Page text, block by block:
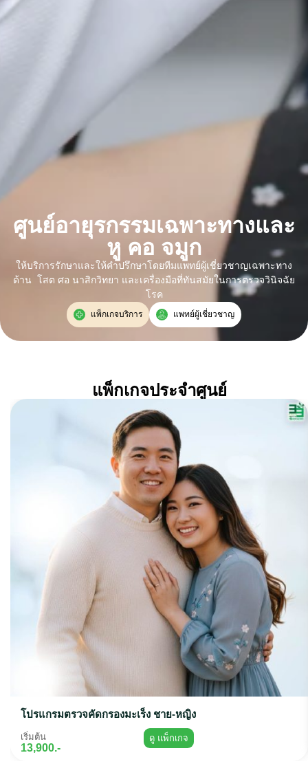
ศูนย์อายุรกรรมเฉพาะทางและ
หู คอ จมูก
ให้บริการรักษาและให้คำปรึกษาโดยทีมแพทย์ผู้เชี่ยวชาญเฉพาะทาง
ด้าน โสต ศอ นาสิกวิทยา และเครื่องมือที่ทันสมัยในการตรวจวินิจฉัย
โรค
แพ็กเกจบริการ แพทย์ผู้เชี่ยวชาญ
แพ็กเกจประจำศูนย์
โปรแกรมตรวจคัดกรองมะเร็ง ชาย-หญิง
เริ่มต้น
13,900.-
ดู แพ็กเกจ